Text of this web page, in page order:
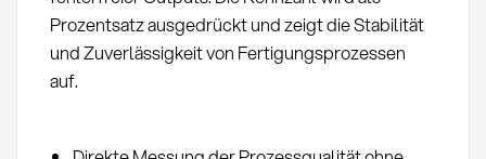
Prozentsatz ausgedrückt und zeigt die Stabilität
und Zuverlässigkeit von Fertigungsprozessen
auf.